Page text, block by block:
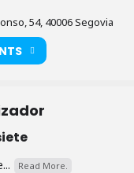
54, 40006 Segovia
Read More.